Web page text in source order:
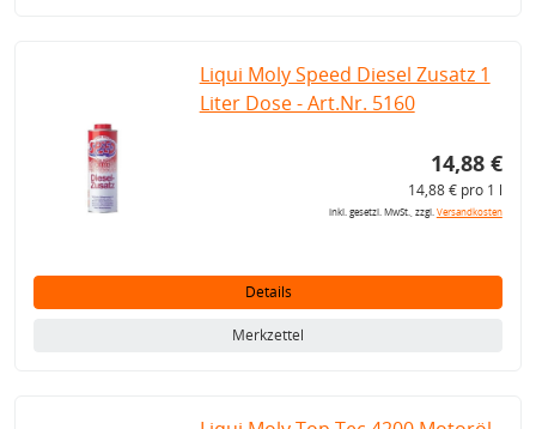
Liqui Moly Speed Diesel Zusatz 1
Liter Dose - Art.Nr. 5160
14,88 €
14,88 € pro 1 l
inkl. gesetzl. MwSt., zzgl.Versandkosten
Details
Merkzettel